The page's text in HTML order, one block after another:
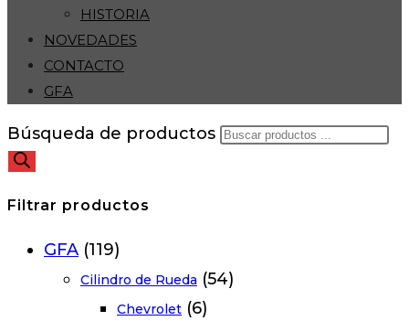
HISTORIA
NOVEDADES
CONTACTO
GFA
Búsqueda de productos
Filtrar productos
GFA (119)
Cilindro de Rueda (54)
Chevrolet (6)